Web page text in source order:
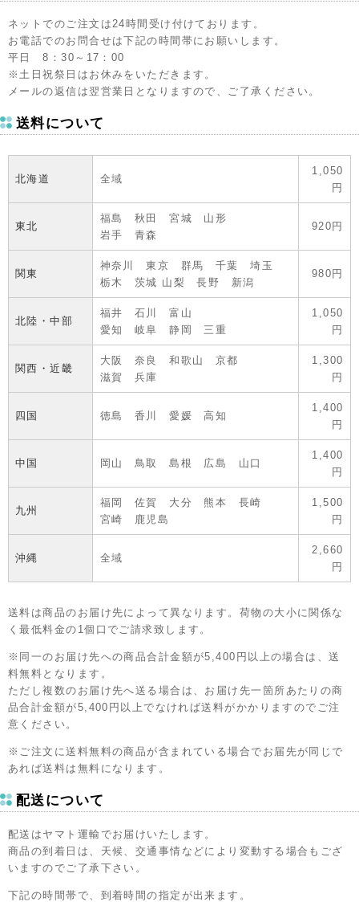
ネットでのご注文は24時間受け付けております。
お電話でのお問合せは下記の時間帯にお願いします。
平日 8：30～17：00
※土日祝祭日はお休みをいただきます。
メールの返信は翌営業日となりますので、ご了承ください。
送料について
北海道 全域
1,050
円
東北
福島 秋田 宮城 山形
岩手 青森
920円
関東
神奈川 東京 群馬 千葉 埼玉
栃木 茨城 山梨 長野 新潟
980円
北陸・中部
福井 石川 富山
愛知 岐阜 静岡 三重
1,050
円
関西・近畿
大阪 奈良 和歌山 京都
滋賀 兵庫
1,300
円
四国 徳島 香川 愛媛 高知
1,400
円
中国 岡山 鳥取 島根 広島 山口
1,400
円
九州
福岡 佐賀 大分 熊本 長崎
宮崎 鹿児島
1,500
円
沖縄 全域
2,660
円
送料は商品のお届け先によって異なります。荷物の大小に関係な
く最低料金の1個口でご請求致します。
※同一のお届け先への商品合計金額が5,400円以上の場合は、送
料無料となります。
ただし複数のお届け先へ送る場合は、お届け先一箇所あたりの商
品合計金額が5,400円以上でなければ送料がかかりますのでご注
意ください。
※ご注文に送料無料の商品が含まれている場合でお届先が同じで
あれば送料は無料になります。
配送について
配送はヤマト運輸でお届けいたします。
商品の到着日は、天候、交通事情などにより変動する場合もござ
いますのでご了承下さい。
下記の時間帯で、到着時間の指定が出来ます。